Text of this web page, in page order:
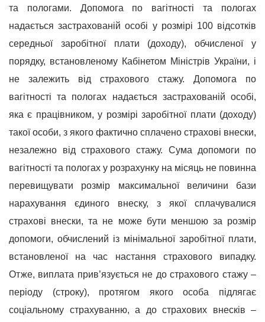
та пологами. Допомога по вагітності та пологах
надається застрахованій особі у розмірі 100 відсотків
середньої заробітної плати (доходу), обчисленої у
порядку, встановленому Кабінетом Міністрів України, і
не залежить від страхового стажу. Допомога по
вагітності та пологах надається застрахованій особі,
яка є працівником, у розмірі заробітної плати (доходу)
такої особи, з якого фактично сплачено страхові внески,
незалежно від страхового стажу. Сума допомоги по
вагітності та пологах у розрахунку на місяць не повинна
перевищувати розмір максимальної величини бази
нарахування єдиного внеску, з якої сплачувалися
страхові внески, та не може бути меншою за розмір
допомоги, обчислений із мінімальної заробітної плати,
встановленої на час настання страхового випадку.
Отже, виплата прив’язується не дострахового стажу –
періоду (строку), протягом якого особа підлягає
соціальному страхуванню, а до страхових внесків –